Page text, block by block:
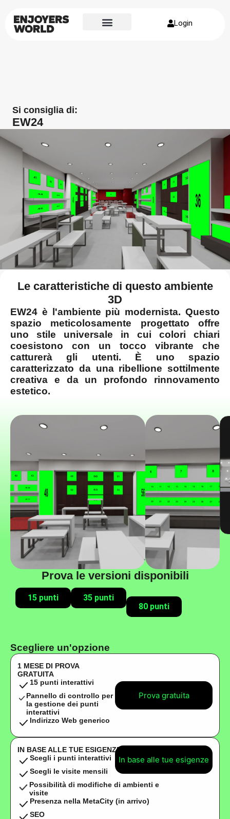
Login
Si consiglia di:
EW24
Le caratteristiche di questo ambiente
3D
EW24 è l'ambiente più modernista. Questo
spazio meticolosamente progettato offre
uno stile universale in cui colori chiari
coesistono con un tocco vibrante che
catturerà gli utenti. È uno spazio
caratterizzato da una ribellione sottilmente
creativa e da un profondo rinnovamento
estetico.
Prova le versioni disponibili
15 punti
35 punti
80 punti
Scegliere un'opzione
1 MESE DI PROVA
GRATUITA
15 punti interattivi
Pannello di controllo per
la gestione dei punti
interattivi
Indirizzo Web generico
Prova gratuita
IN BASE ALLE TUE ESIGENZE
Scegli i punti interattivi
Scegli le visite mensili
Possibilità di modifiche di ambienti e
visite
Presenza nella MetaCity (in arrivo)
SEO
In base alle tue esigenze